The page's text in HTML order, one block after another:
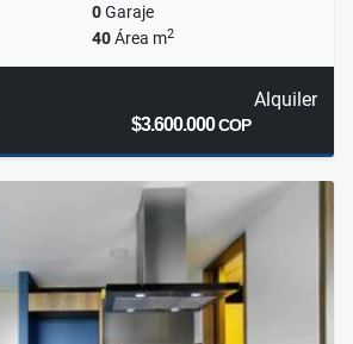
0Garaje
40Área m2
Alquiler
$3.600.000COP